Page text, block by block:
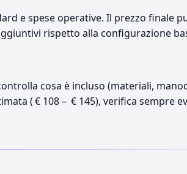
e spese operative. Il prezzo finale
rispetto alla configurazione
cosa è incluso (materiali,
( € 108 – € 145), verifica sempre